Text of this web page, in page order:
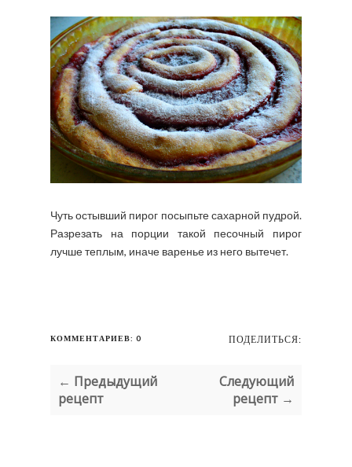
Чуть остывший пирог посыпьте сахарной пудрой.
Разрезать на порции такой песочный пирог
лучше теплым, иначе варенье из него вытечет.
КОММЕНТАРИЕВ: 0 ПОДЕЛИТЬСЯ:
← Предыдущий
рецепт
Следующий
рецепт →